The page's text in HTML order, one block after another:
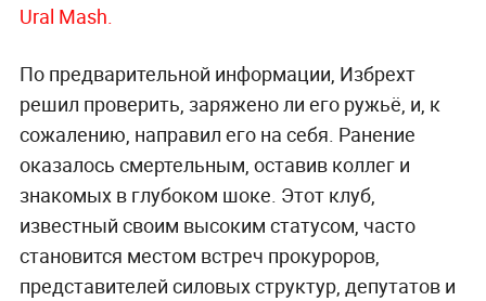
Ural Mash.
По предварительной информации, Избрехт
решил проверить, заряжено ли его ружьё, и, к
сожалению, направил его на себя. Ранение
оказалось смертельным, оставив коллег и
знакомых в глубоком шоке. Этот клуб,
известный своим высоким статусом, часто
становится местом встреч прокуроров,
представителей силовых структур, депутатов и